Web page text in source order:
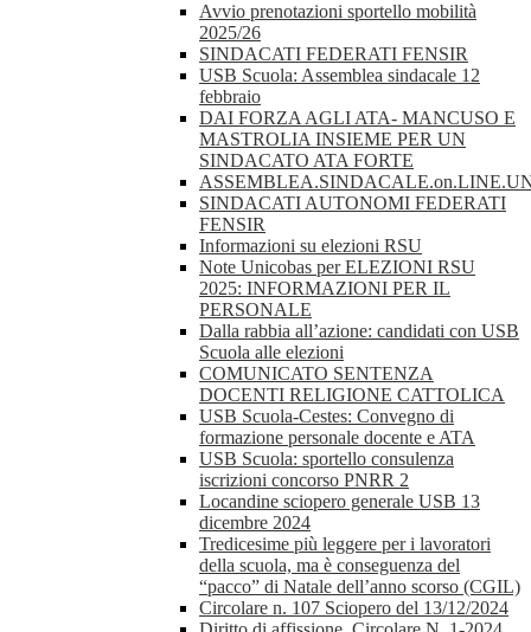
Avvio prenotazioni sportello mobilità
2025/26
SINDACATI FEDERATI FENSIR
USB Scuola: Assemblea sindacale 12
febbraio
DAI FORZA AGLI ATA- MANCUSO E
MASTROLIA INSIEME PER UN
SINDACATO ATA FORTE
SINDACATI AUTONOMI FEDERATI
FENSIR
Informazioni su elezioni RSU
Note Unicobas per ELEZIONI RSU
2025: INFORMAZIONI PER IL
PERSONALE
Dalla rabbia all’azione: candidati con USB
Scuola alle elezioni
COMUNICATO SENTENZA
DOCENTI RELIGIONE CATTOLICA
USB Scuola-Cestes: Convegno di
formazione personale docente e ATA
USB Scuola: sportello consulenza
iscrizioni concorso PNRR 2
Locandine sciopero generale USB 13
dicembre 2024
Tredicesime più leggere per i lavoratori
della scuola, ma è conseguenza del
“pacco” di Natale dell’anno scorso (CGIL)
Circolare n. 107 Sciopero del 13/12/2024